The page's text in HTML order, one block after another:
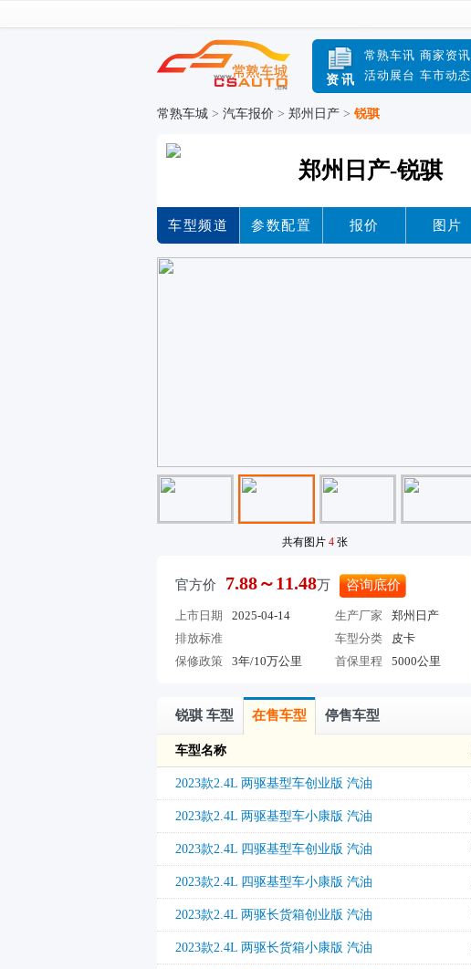
资讯
常熟车讯 商家资讯
活动展台 车市动态
常熟车城 > 汽车报价 > 郑州日产 > 锐骐
郑州日产-锐骐
车型频道 参数配置 报价 图片
共有图片 4 张
官方价 7.88～11.48万 咨询底价
上市日期 2025-04-14 生产厂家
郑州日产
排放标准
车型分类
皮卡
保修政策
3年/10万公里 首保里程 5000公里
锐骐 车型 在售车型 停售车型
车型名称
2023款2.4L 两驱基型车创业版 汽油
2023款2.4L 两驱基型车小康版 汽油
2023款2.4L 四驱基型车创业版 汽油
2023款2.4L 四驱基型车小康版 汽油
2023款2.4L 两驱长货箱创业版 汽油
2023款2.4L 两驱长货箱小康版 汽油